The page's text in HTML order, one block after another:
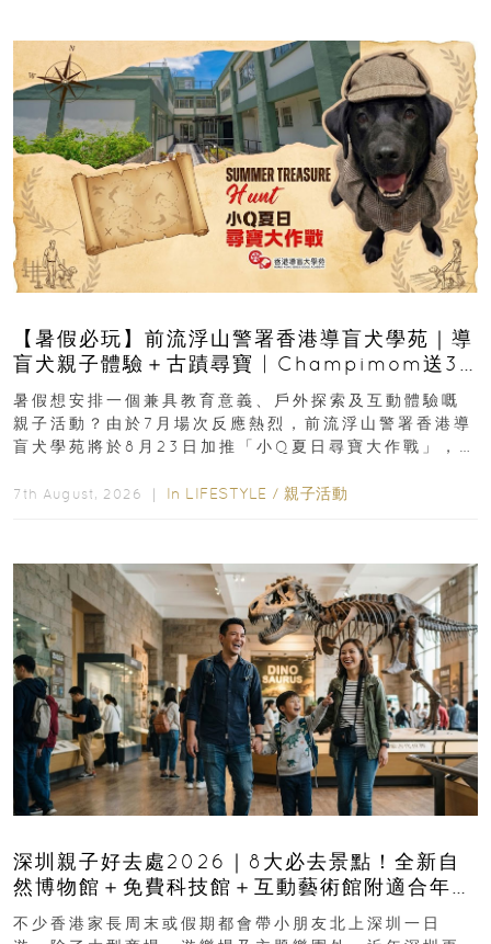
【暑假必玩】前流浮山警署香港導盲犬學苑｜導
盲犬親子體驗＋古蹟尋寶 | Champimom送3
組免費名額
暑假想安排一個兼具教育意義、戶外探索及互動體驗嘅
親子活動？由於7月場次反應熱烈，前流浮山警署香港導
盲犬學苑將於8月23日加推「小Q夏日尋寶大作戰」，家
7th August, 2026 ｜ In LIFESTYLE / 親子活動
深圳親子好去處2026｜8大必去景點！全新自
然博物館＋免費科技館＋互動藝術館附適合年
齡、交通、門票、開放時間
不少香港家長周末或假期都會帶小朋友北上深圳一日